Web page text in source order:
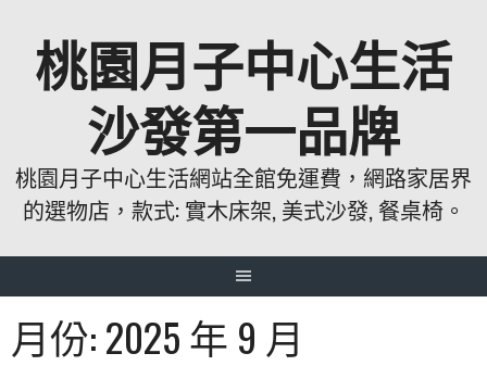
桃園月子中心生活
沙發第一品牌
桃園月子中心生活網站全館免運費，網路家居界
的選物店，款式: 實木床架, 美式沙發, 餐桌椅。
月份:2025 年 9 月